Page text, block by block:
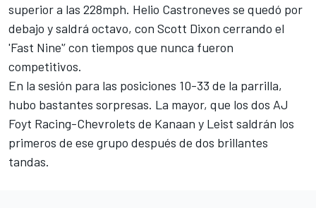
superior a las 228mph. Helio Castroneves se quedó por
debajo y saldrá octavo, con Scott Dixon cerrando el
'Fast Nine'’ con tiempos que nunca fueron
competitivos.
En la sesión para las posiciones 10-33 de la parrilla,
hubo bastantes sorpresas. La mayor, que los dos AJ
Foyt Racing-Chevrolets de Kanaan y Leist saldrán los
primeros de ese grupo después de dos brillantes
tandas.